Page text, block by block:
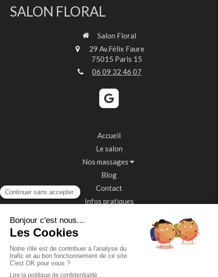
SALON FLORAL
Salon Floral
29 Av.Félix Faure
75015 Paris 15
06 09 32 46 07
Accueil
Le salon
Nos massages
Blog
Contact
Infos pratiques